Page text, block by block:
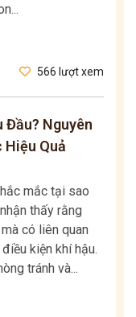
566 lượt xem
Đầu? Nguyên
Hiệu Quả
mắc tại sao
thấy rằng
có liên quan
kiện khí hậu.
tránh và...